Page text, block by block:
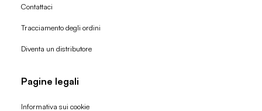
Contattaci
Tracciamento degli ordini
Diventa un distributore
Pagine legali
Informativa sui cookie